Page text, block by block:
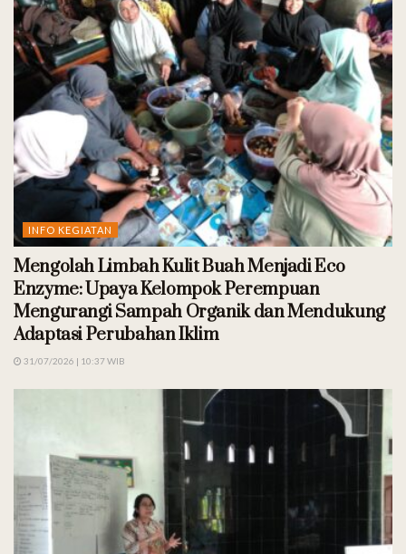
INFO KEGIATAN
Mengolah Limbah Kulit Buah Menjadi Eco
Enzyme: Upaya Kelompok Perempuan
Mengurangi Sampah Organik dan Mendukung
Adaptasi Perubahan Iklim
31/07/2026 | 10:37 WIB